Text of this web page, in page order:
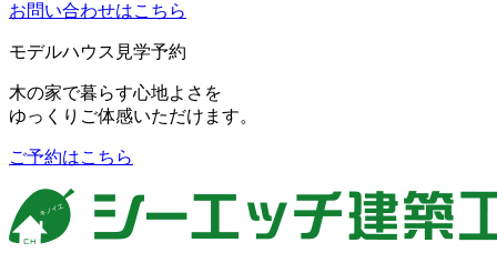
お問い合わせはこちら
モデルハウス見学予約
木の家で暮らす心地よさを
ゆっくりご体感いただけます。
ご予約はこちら